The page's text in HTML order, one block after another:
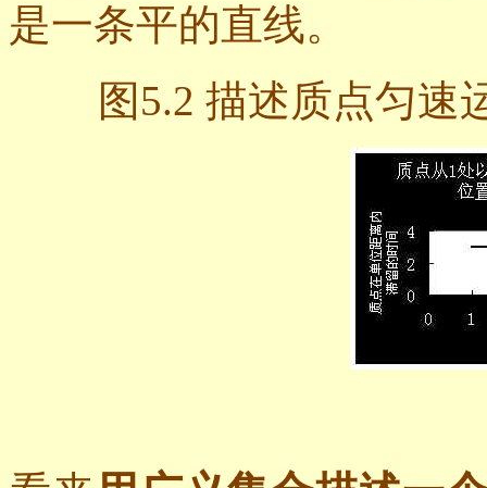
是一条平的直线。
图5.2 描述质点匀速